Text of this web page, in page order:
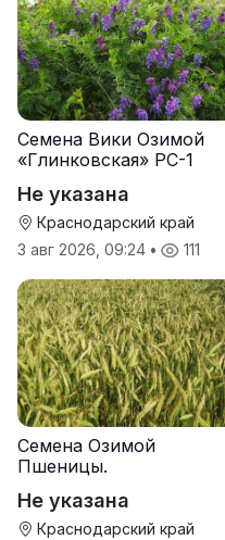
Семена Вики Озимой
«Глинковская» РС-1
Не указана
Краснодарский край
3 авг 2026, 09:24 • 111
Семена Озимой
Пшеницы.
Не указана
Краснодарский край